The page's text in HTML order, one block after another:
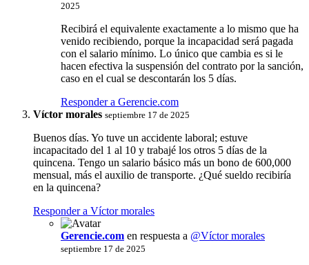
2025
Recibirá el equivalente exactamente a lo mismo que ha
venido recibiendo, porque la incapacidad será pagada
con el salario mínimo. Lo único que cambia es si le
hacen efectiva la suspensión del contrato por la sanción,
caso en el cual se descontarán los 5 días.
Responder a Gerencie.com
Víctor morales septiembre 17 de 2025
Buenos días. Yo tuve un accidente laboral; estuve
incapacitado del 1 al 10 y trabajé los otros 5 días de la
quincena. Tengo un salario básico más un bono de 600,000
mensual, más el auxilio de transporte. ¿Qué sueldo recibiría
en la quincena?
Responder a Víctor morales
Gerencie.com en respuesta a @Víctor morales
septiembre 17 de 2025